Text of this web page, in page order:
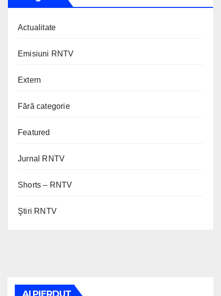
Actualitate
Emisiuni RNTV
Extern
Fără categorie
Featured
Jurnal RNTV
Shorts – RNTV
Ştiri RNTV